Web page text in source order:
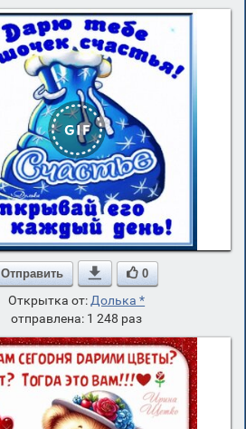
Отправить  0
Открытка от: Долька *
отправлена: 1 248 раз